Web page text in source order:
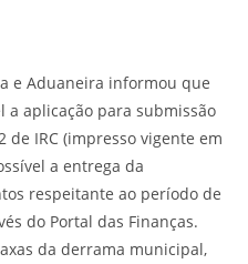
e Aduaneira informou que
a aplicação para submissão
de IRC (impresso vigente em
a entrega da
respeitante ao período de
do Portal das Finanças.
da derrama municipal,